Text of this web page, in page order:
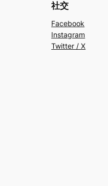
社交
Facebook
Instagram
Twitter / X